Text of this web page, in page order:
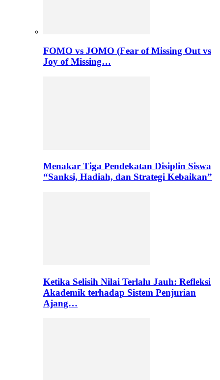
FOMO vs JOMO (Fear of Missing Out vs
Joy of Missing…
Menakar Tiga Pendekatan Disiplin Siswa
“Sanksi, Hadiah, dan Strategi Kebaikan”
Ketika Selisih Nilai Terlalu Jauh: Refleksi
Akademik terhadap Sistem Penjurian
Ajang…